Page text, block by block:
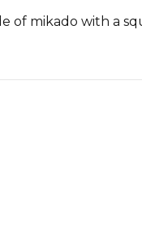
of mikado with a